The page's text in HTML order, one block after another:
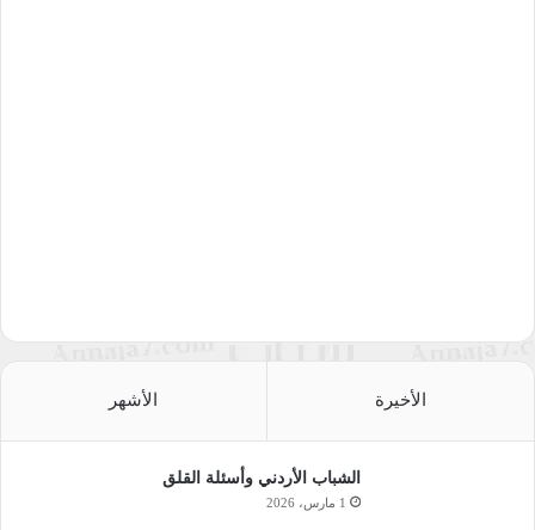
الأخيرة الأشهر
الشباب الأردني وأسئلة القلق
1 مارس، 2026